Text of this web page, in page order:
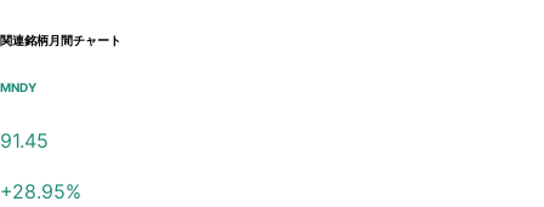
関連銘柄月間チャート
MNDY
91.45
+28.95%